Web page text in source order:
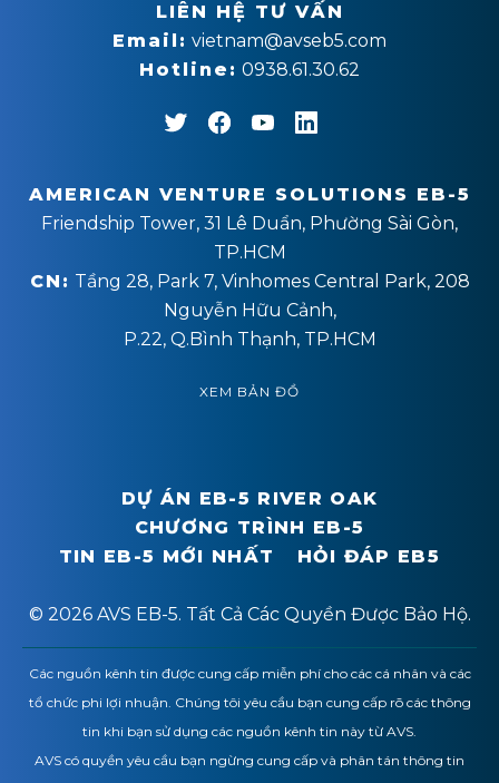
LIÊN HỆ TƯ VẤN
Email: vietnam@avseb5.com
Hotline: 0938.61.30.62
AMERICAN VENTURE SOLUTIONS EB-5
Friendship Tower, 31 Lê Duẩn, Phường Sài Gòn,
TP.HCM
CN: Tầng 28, Park 7, Vinhomes Central Park, 208
Nguyễn Hữu Cảnh,
P.22, Q.Bình Thạnh, TP.HCM
XEM BẢN ĐỒ
DỰ ÁN EB-5 RIVER OAK
CHƯƠNG TRÌNH EB-5
TIN EB-5 MỚI NHẤT
HỎI ĐÁP EB5
© 2026 AVS EB-5. Tất Cả Các Quyền Được Bảo Hộ.
Các nguồn kênh tin được cung cấp miễn phí cho các cá nhân và các
tổ chức phi lợi nhuận. Chúng tôi yêu cầu bạn cung cấp rõ các thông
tin khi bạn sử dụng các nguồn kênh tin này từ AVS.
AVS có quyền yêu cầu bạn ngừng cung cấp và phân tán thông tin